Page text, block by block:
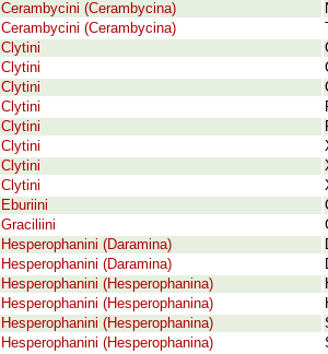
Cerambycini (Cerambycina)
Cerambycini (Cerambycina)
Clytini
Clytini
Clytini
Clytini
Clytini
Clytini
Clytini
Clytini
Eburiini
Graciliini
Hesperophanini (Daramina)
Hesperophanini (Daramina)
Hesperophanini (Hesperophanina)
Hesperophanini (Hesperophanina)
Hesperophanini (Hesperophanina)
Hesperophanini (Hesperophanina)